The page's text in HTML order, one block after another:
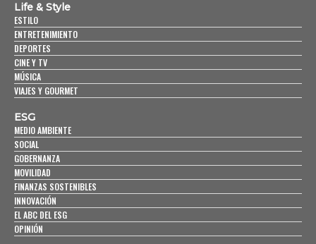
Life & Style
ESTILO
ENTRETENIMIENTO
DEPORTES
CINE Y TV
MÚSICA
VIAJES Y GOURMET
ESG
MEDIO AMBIENTE
SOCIAL
GOBERNANZA
MOVILIDAD
FINANZAS SOSTENIBLES
INNOVACIÓN
EL ABC DEL ESG
OPINIÓN